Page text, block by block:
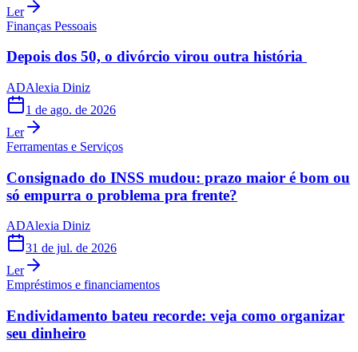
Ler
Finanças Pessoais
Depois dos 50, o divórcio virou outra história
ADAlexia Diniz
1 de ago. de 2026
Ler
Ferramentas e Serviços
Consignado do INSS mudou: prazo maior é bom ou
só empurra o problema pra frente?
ADAlexia Diniz
31 de jul. de 2026
Ler
Empréstimos e financiamentos
Endividamento bateu recorde: veja como organizar
seu dinheiro